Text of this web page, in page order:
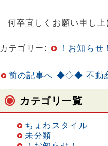
何卒宜しくお願い申し上
カテゴリー: ！お知らせ
前の記事へ ◆◇◆ 不動
カテゴリ一覧
ちょわスタイル
未分類